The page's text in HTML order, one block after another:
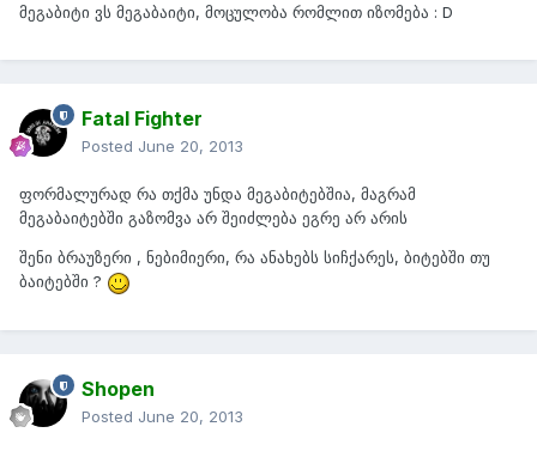
მეგაბიტი ვს მეგაბაიტი, მოცულობა რომლით იზომება : D
Fatal Fighter
Posted June 20, 2013
ფორმალურად რა თქმა უნდა მეგაბიტებშია, მაგრამ
მეგაბაიტებში გაზომვა არ შეიძლება ეგრე არ არის
შენი ბრაუზერი , ნებიმიერი, რა ანახებს სიჩქარეს, ბიტებში თუ
ბაიტებში ?
Shopen
Posted June 20, 2013